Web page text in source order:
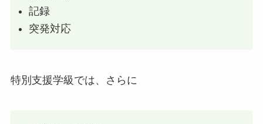
記録
突発対応
特別支援学級では、さらに